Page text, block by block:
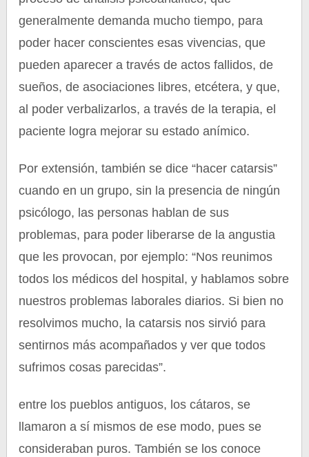
generalmente demanda mucho tiempo, para
poder hacer conscientes esas vivencias, que
pueden aparecer a través de actos fallidos, de
sueños, de asociaciones libres, etcétera, y que,
al poder verbalizarlos, a través de la terapia, el
paciente logra mejorar su estado anímico.
Por extensión, también se dice “hacer catarsis”
cuando en un grupo, sin la presencia de ningún
psicólogo, las personas hablan de sus
problemas, para poder liberarse de la angustia
que les provocan, por ejemplo: “Nos reunimos
todos los médicos del hospital, y hablamos sobre
nuestros problemas laborales diarios. Si bien no
resolvimos mucho, la catarsis nos sirvió para
sentirnos más acompañados y ver que todos
sufrimos cosas parecidas”.
entre los pueblos antiguos, los cátaros, se
llamaron a sí mismos de ese modo, pues se
consideraban puros. También se los conoce